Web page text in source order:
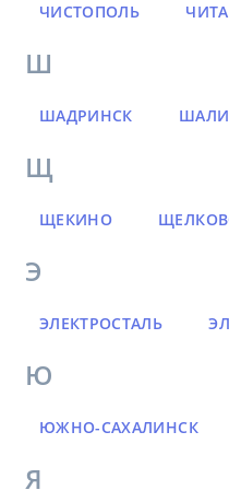
ЧИСТОПОЛЬ ЧИТА
Ш
ШАДРИНСК ШАЛИ
Щ
ЩЕКИНО
Э
ЭЛЕКТРОСТАЛЬ
Ю
ЮЖНО-САХАЛИНСК
Я